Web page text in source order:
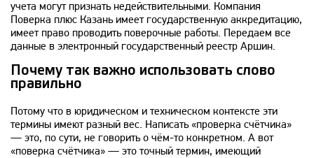
учета могут признать недействительными. Компания
Поверка плюс Казань имеет государственную аккредитацию,
имеет право проводить поверочные работы. Передаем все
данные в электронный государственный реестр Аршин.
Почему так важно использовать слово
правильно
Потому что в юридическом и техническом контексте эти
термины имеют разный вес. Написать «проверка счётчика»
— это, по сути, не говорить о чём-то конкретном. А вот
«поверка счётчика» — это точный термин, имеющий